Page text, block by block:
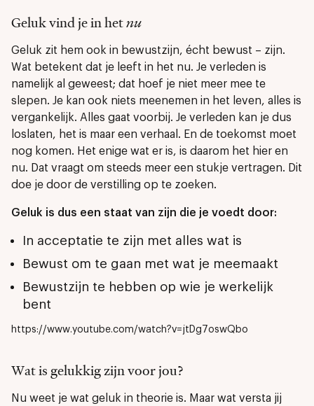
Geluk vind je in hetnu
Geluk zit hem ook in bewustzijn, écht bewust – zijn.
Wat betekent dat je leeft in het nu. Je verleden is
namelijk al geweest; dat hoef je niet meer mee te
slepen. Je kan ook niets meenemen in het leven, alles is
vergankelijk. Alles gaat voorbij. Je verleden kan je dus
loslaten, het is maar een verhaal. En de toekomst moet
nog komen. Het enige wat er is, is daarom het hier en
nu. Dat vraagt om steeds meer een stukje vertragen. Dit
doe je door de verstilling op te zoeken.
Geluk is dus een staat van zijn die je voedt door:
In acceptatie te zijn met alles wat is
Bewust om te gaan met wat je meemaakt
Bewustzijn te hebben op wie je werkelijk
bent
https://www.youtube.com/watch?v=jtDg7oswQbo
Wat is gelukkig zijn voor jou?
Nu weet je wat geluk in theorie is. Maar wat versta jij